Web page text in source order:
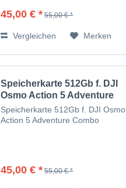
45,00 € * 55,00 € *
Vergleichen Merken
Speicherkarte 512Gb f. DJI
Osmo Action 5 Adventure
Combo
Speicherkarte 512Gb f. DJI Osmo
Action 5 Adventure Combo
45,00 € * 55,00 € *